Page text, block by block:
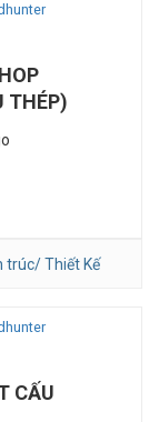
THÉP)
trúc/ Thiết Kế
CẤU